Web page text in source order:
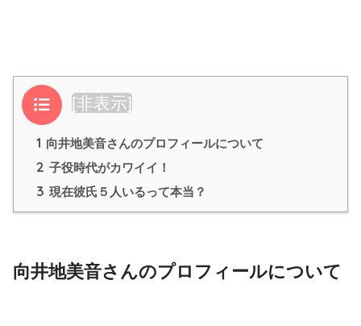
目次 [非表示]
1 向井地美音さんのプロフィールについて
2 子役時代がカワイイ！
3 現在彼氏５人いるって本当？
向井地美音さんのプロフィールについて